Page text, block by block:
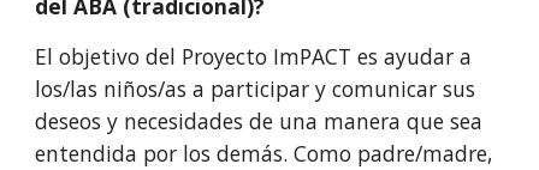
del ABA (tradicional)?
El objetivo del Proyecto ImPACT es ayudar a
los/las niños/as a participar y comunicar sus
deseos y necesidades de una manera que sea
entendida por los demás. Como padre/madre,